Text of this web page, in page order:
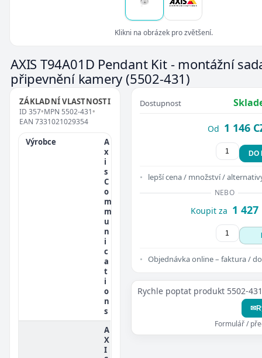
Klikni na obrázek pro zvětšení.
AXIS T94A01D Pendant Kit - montážní
připevnění kamery(5502-431)
ZÁKLADNÍ VLASTNOSTI
ID 357•MPN 5502-431•
EAN 7331021029354
Výrobce
A
x
i
s
C
o
m
m
u
n
i
c
a
t
i
o
n
s
A
X
I
Dostupnost
Od 1 146
DO
lepší cena / množství /
NEBO
Koupit za 1 427
Objednávka online – faktura /
Rychle poptat produkt 5502-431
✉
Formulář /